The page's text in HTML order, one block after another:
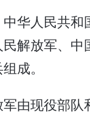
华人民共和
解放军、中
成。
由现役部队